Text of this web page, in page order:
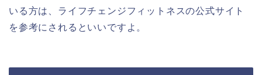
いる方は、ライフチェンジフィットネスの公式サイト
を参考にされるといいですよ。